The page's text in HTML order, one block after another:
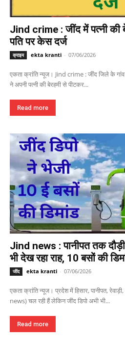
Jind crime : जींद में पत्नी की
पति पर केस दर्ज
क्राइम ekta kranti - 07/06/2026
एकता क्रांति न्यूज। Jind crime : जींद जिले के
ने अपनी पत्नी की बेरहमी से पीटकर...
Read more
Jind news : पानीपत तक
भी देख रहा राह, 10 बसों की
जींद ekta kranti - 07/06/2026
एकता क्रांति न्यूज। प्रदेश में हिसार, पानीपत,
news) चल रही हैं लेकिन जींद डिपो अभी भी...
Read more